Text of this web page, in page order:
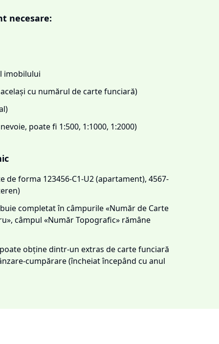
necesare:
imobilului
cu numărul de carte funciară)
poate fi 1:500, 1:1000, 1:2000)
forma 123456-C1-U2 (apartament), 4567-
completat în câmpurile «Număr de Carte
câmpul «Număr Topografic» rămâne
obține dintr-un extras de carte funciară
cumpărare (încheiat începând cu anul